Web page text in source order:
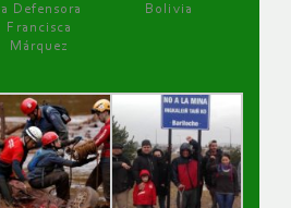
la Defensora
Francisca
Márquez
Bolivia